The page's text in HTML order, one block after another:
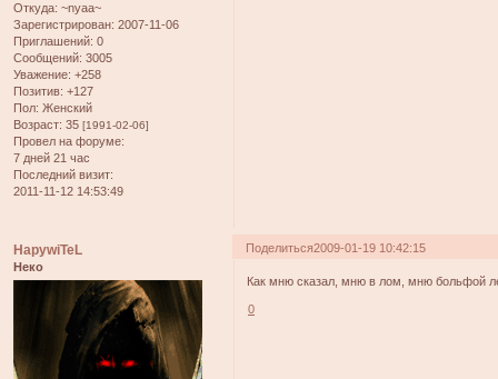
Откуда: ~nyaa~
Зарегистрирован: 2007-11-06
Приглашений: 0
Сообщений: 3005
Уважение: +258
Позитив: +127
Пол: Женский
Возраст: 35 [1991-02-06]
Провел на форуме:
7 дней 21 час
Последний визит:
2011-11-12 14:53:49
Поделиться2009-01-19 10:42:15
HapywiTeL
Неко
Как мню сказал, мню в лом, мню больфой
0